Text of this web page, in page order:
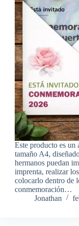
Este producto es
tamaño A4,
hermanos puedan
imprenta, realizar
colocarlo dentro de
conmemoración…
Jonathan